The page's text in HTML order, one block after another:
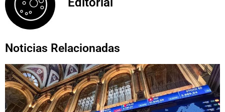
Noticias Relacionadas